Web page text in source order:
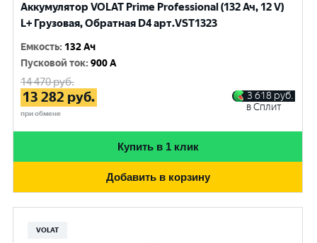
Аккумулятор VOLAT Prime Professional (132 Ач, 12 V)
L+ Грузовая, Обратная D4 арт.VST1323
Емкость: 132 Ач
Пусковой ток:900 A
14 470руб.
13 282 руб.
при обмене
3 618 руб.
в Сплит
Купить в 1 клик
Добавить в корзину
VOLAT